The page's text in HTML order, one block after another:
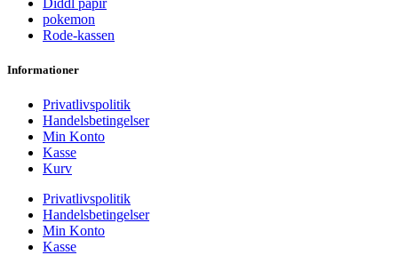
pokemon
Rode-kassen
Informationer
Privatlivspolitik
Handelsbetingelser
Min Konto
Kasse
Kurv
Privatlivspolitik
Handelsbetingelser
Min Konto
Kasse